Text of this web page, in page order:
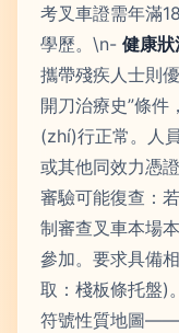
考叉車證需年滿
學歷。\n- 健康狀
攜帶殘疾人士則
開刀治療史”條
(zhí)行正常。人
或其他同效力憑
審驗可能復查：
制審查叉車本場
參加。要求具備
取：棧板條托盤)
符號性質地圖——